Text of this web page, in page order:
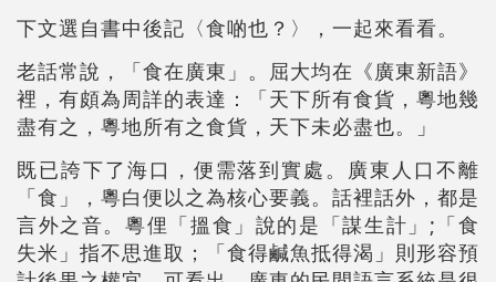
下文選自書中後記〈食啲也？〉，一起來看看。
老話常說，「食在廣東」。屈大均在《廣東新語》
裡，有頗為周詳的表達：「天下所有食貨，粵地幾
盡有之，粵地所有之食貨，天下未必盡也。」
既已誇下了海口，便需落到實處。廣東人口不離
「食」，粵白便以之為核心要義。話裡話外，都是
言外之音。粵俚「搵食」說的是「謀生計」;「食
失米」指不思進取；「食得鹹魚抵得渴」則形容預